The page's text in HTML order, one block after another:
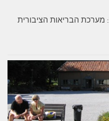
טיוטת חוק ההסדרים לשנת 2015: מערכת הבריאות הציבורית